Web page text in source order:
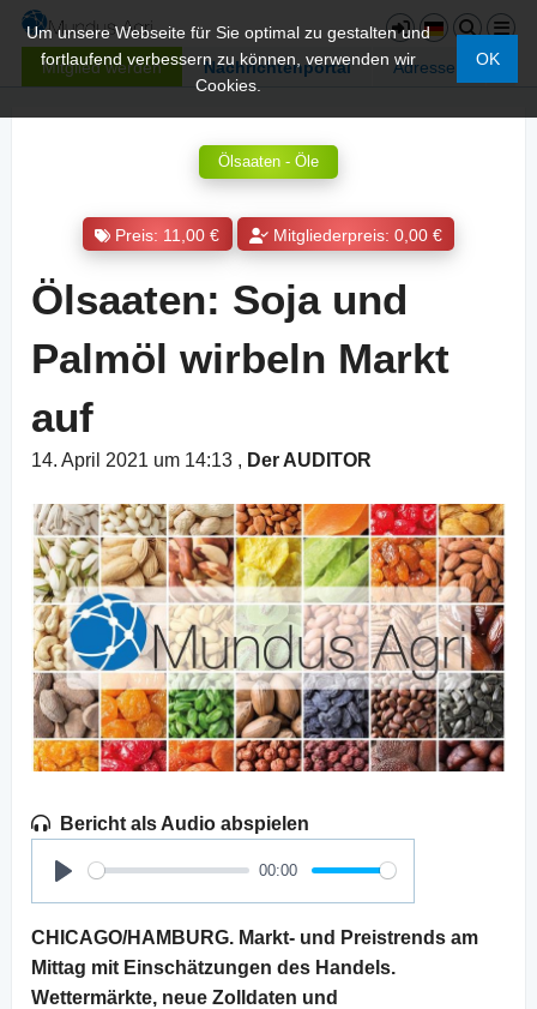
Mitglied werden Nachrichtenportal Adressen
Um unsere Webseite für Sie optimal zu gestalten und
fortlaufend verbessern zu können, verwenden wir
Cookies.
OK
Ölsaaten - Öle
Preis: 11,00 € Mitgliederpreis: 0,00 €
Ölsaaten: Soja und
Palmöl wirbeln Markt
auf
14. April 2021 um 14:13 , Der AUDITOR
Bericht als Audio abspielen
Play
00:00
CHICAGO/HAMBURG. Markt- und Preistrends am
Mittag mit Einschätzungen des Handels.
Wettermärkte, neue Zolldaten und